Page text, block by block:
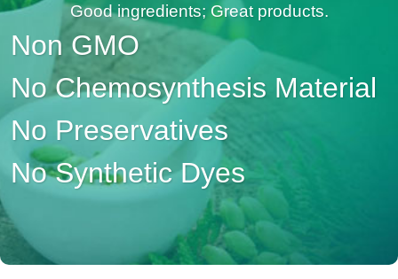
Good ingredients; Great products.
Non GMO
No Chemosynthesis Material
No Preservatives
No Synthetic Dyes